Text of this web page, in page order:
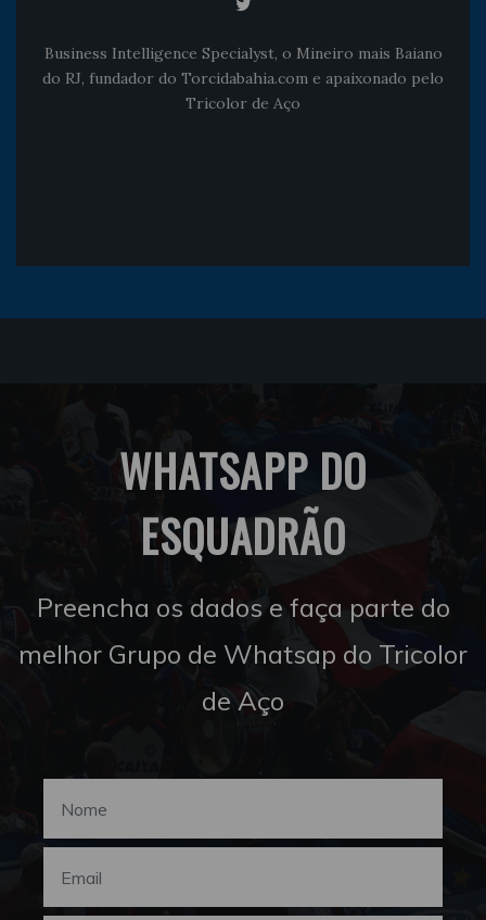
Business Intelligence Specialyst, o Mineiro mais Baiano
do RJ, fundador do Torcidabahia.com e apaixonado pelo
Tricolor de Aço
WHATSAPP DO
ESQUADRÃO
Preencha os dados e faça parte do
melhor Grupo de Whatsap do Tricolor
de Aço